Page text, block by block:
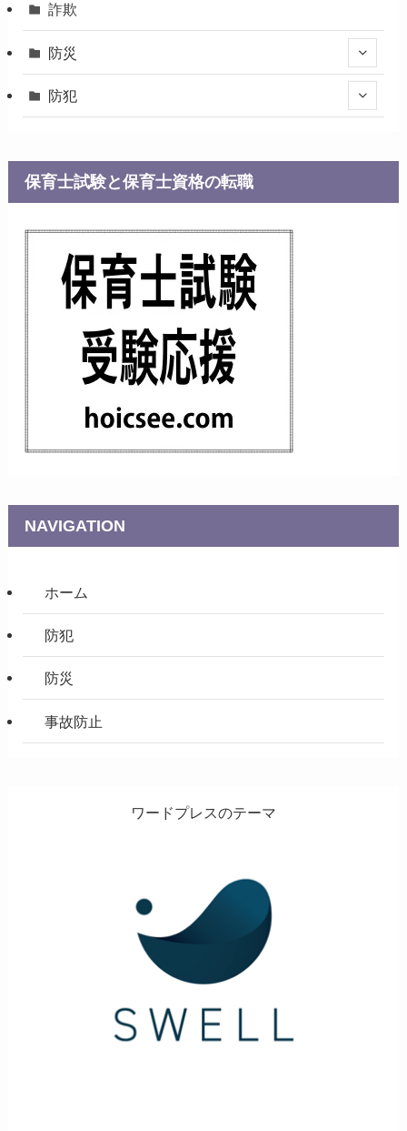
詐欺
防災
防犯
保育士試験と保育士資格の転職
NAVIGATION
ホーム
防犯
防災
事故防止
ワードプレスのテーマ